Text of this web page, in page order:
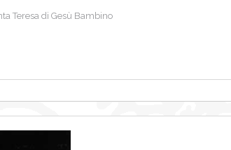
Teresa di Gesù Bambino